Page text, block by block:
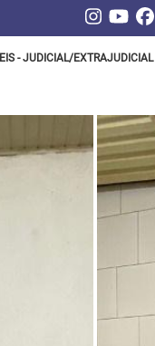
- JUDICIAL/EXTRAJUDICIAL